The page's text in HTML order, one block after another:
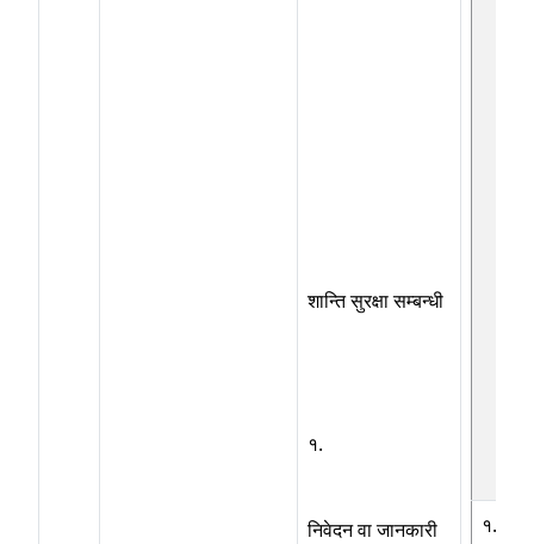
शान्ति सुरक्षा सम्बन्धी
१.
निवेदन वा जानकारी १.२